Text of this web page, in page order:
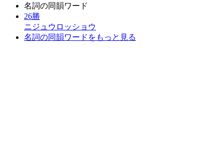
名詞の同韻ワード
26勝
ニジュウロッショウ
名詞の同韻ワードをもっと見る